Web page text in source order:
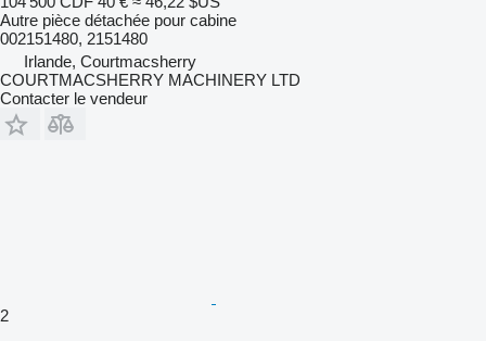
Autre pièce détachée pour cabine
002151480, 2151480
Irlande, Courtmacsherry
COURTMACSHERRY MACHINERY LTD
Contacter le vendeur
2